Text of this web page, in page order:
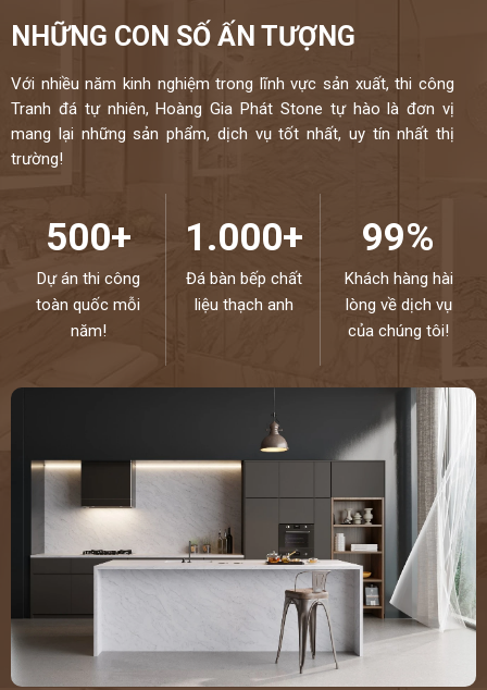
NHỮNG CON SỐ ẤN TƯỢNG
Với nhiều năm kinh nghiệm trong lĩnh vực sản xuất, thi công
Tranh đá tự nhiên, Hoàng Gia Phát Stone tự hào là đơn vị
mang lại những sản phẩm, dịch vụ tốt nhất, uy tín nhất thị
trường!
500+
Dự án thi công
toàn quốc mỗi
năm!
1.000+
Đá bàn bếp chất
liệu thạch anh
99%
Khách hàng hài
lòng về dịch vụ
của chúng tôi!